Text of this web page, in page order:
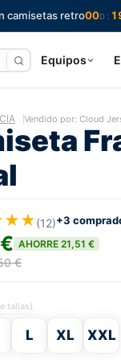
camisetas retro00D :
Equipos
Vendido por: Cloud
(12)+3
AHORRE 21,51 €
€
tallas)
L XL XXL